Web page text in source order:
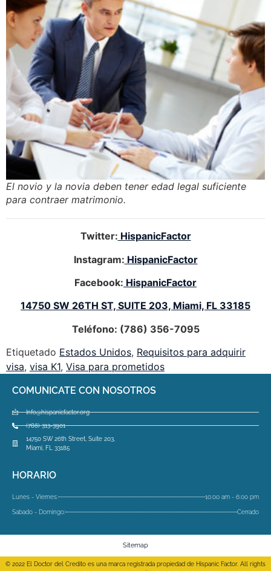
El novio y la novia deben tener edad legal suficiente
para contraer matrimonio.
Twitter: HispanicFactor
Instagram: HispanicFactor
Facebook: HispanicFactor
14750 SW 26TH ST, SUITE 203, Miami, FL 33185
Teléfono: (786) 356-7095
Etiquetado Estados Unidos, Requisitos para adquirir
visa, visa K1, Visa para prometidos
COMUNICATE CON NOSOTROS
Info@hispanicfactor.org
(786) 313-3901
14750 SW 26th Street, Suite 203,
Miami, FL 33185
HORARIO
Lunes - Viernes: 10:00 am - 6:00 pm
Sabado - Domingo: Cerrado
Sitemap
© 2022 El Doctor del Credito es una marca registrada propiedad de Hispanic Factor. All rights